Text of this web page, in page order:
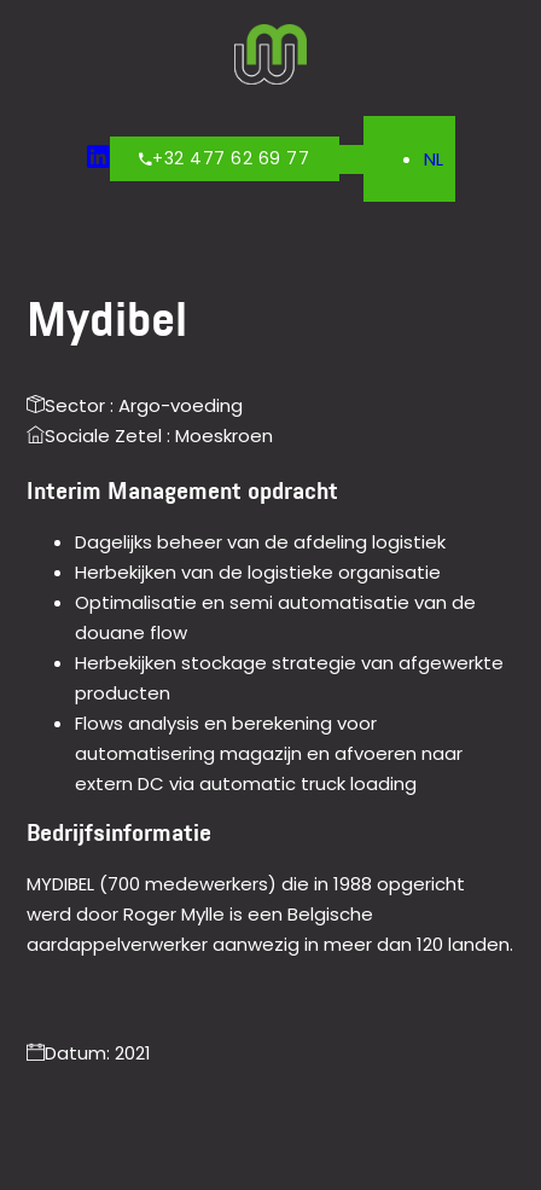
NL
+32 477 62 69 77
Mydibel
Sector : Argo-voeding
Sociale Zetel : Moeskroen
Interim Management opdracht
Dagelijks beheer van de afdeling logistiek
Herbekijken van de logistieke organisatie
Optimalisatie en semi automatisatie van de
douane flow
Herbekijken stockage strategie van afgewerkte
producten
Flows analysis en berekening voor
automatisering magazijn en afvoeren naar
extern DC via automatic truck loading
Bedrijfsinformatie
MYDIBEL (700 medewerkers) die in 1988 opgericht
werd door Roger Mylle is een Belgische
aardappelverwerker aanwezig in meer dan 120 landen.
Datum: 2021